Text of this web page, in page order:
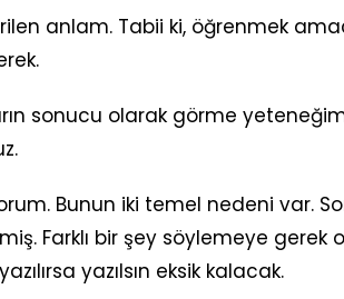
anlam. Tabii ki, öğrenmek
sonucu olarak görme
Bunun iki temel nedeni var.
Farklı bir şey söylemeye
yazılsın eksik kalacak.